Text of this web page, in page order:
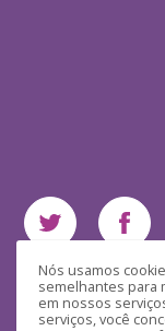
Nós usamos
semelhantes para
em nossos
serviços, você